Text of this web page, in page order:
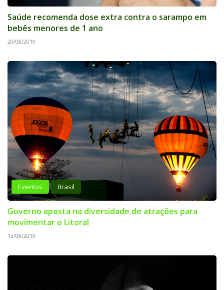
Saúde recomenda dose extra contra o sarampo em
bebês menores de 1 ano
20/08/2019
Eventos Brasil
Governo aposta na diversidade de atrações para
movimentar o Litoral
13/08/2019